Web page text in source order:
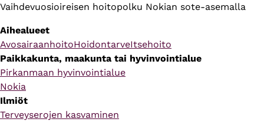
Vaihdevuosioireisen hoitopolku Nokian sote-asemalla
Aihealueet
AvosairaanhoitoHoidontarveItsehoito
Paikkakunta, maakunta tai hyvinvointialue
Pirkanmaan hyvinvointialue
Nokia
Ilmiöt
Terveyserojen kasvaminen